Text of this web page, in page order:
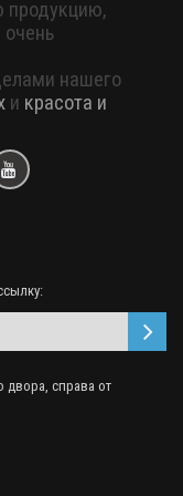
продукцию,
нашего
и красота и
двора, справа от